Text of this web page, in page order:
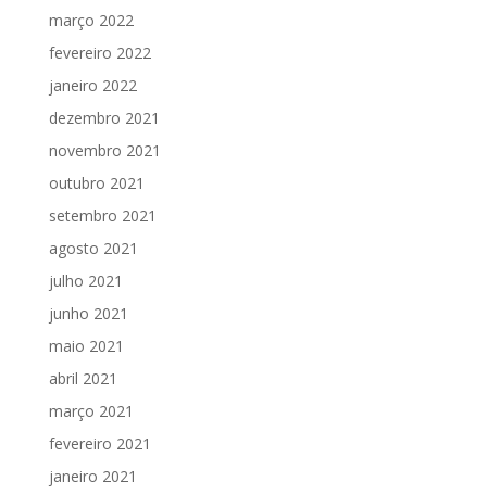
março 2022
fevereiro 2022
janeiro 2022
dezembro 2021
novembro 2021
outubro 2021
setembro 2021
agosto 2021
julho 2021
junho 2021
maio 2021
abril 2021
março 2021
fevereiro 2021
janeiro 2021